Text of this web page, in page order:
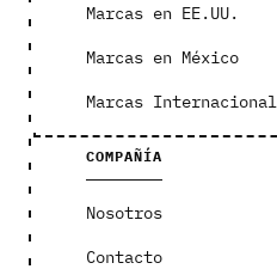
Marcas en EE.UU.
Marcas en México
Marcas
COMPAÑÍA
Nosotros
Contacto